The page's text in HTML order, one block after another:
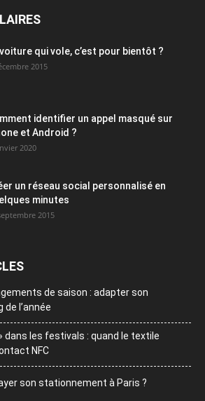
voiture qui vole, c’est pour bientôt ?
2015
identifier un appel masqué sur
et Android ?
2020
un réseau social personnalisé en
minutes
2015
de saison : adapter son
l’année
dans les festivals : quand le textile
NFC
son stationnement à Paris ?